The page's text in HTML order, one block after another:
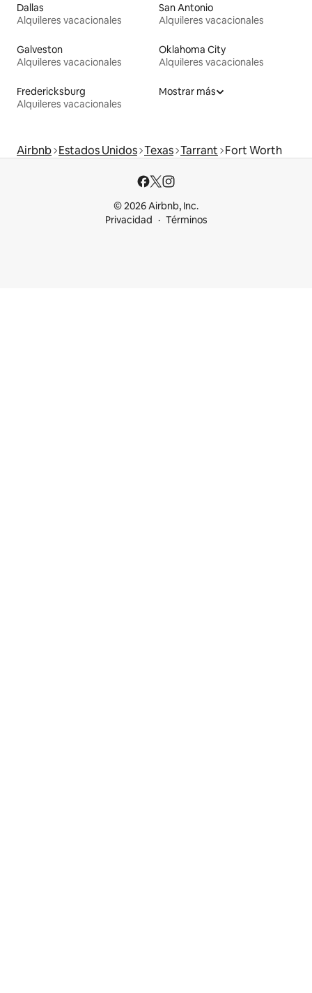
Dallas
Alquileres vacacionales
San Antonio
Alquileres vacacionales
Galveston
Alquileres vacacionales
Oklahoma City
Alquileres vacacionales
Fredericksburg
Alquileres vacacionales
Mostrar más
Airbnb Estados Unidos Texas Tarrant Fort Worth
© 2026 Airbnb, Inc.
Privacidad
Términos